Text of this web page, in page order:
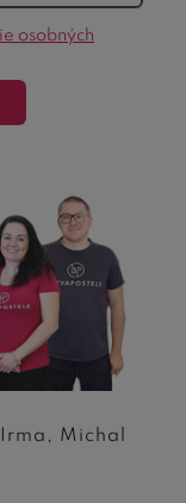
Michal
osobných